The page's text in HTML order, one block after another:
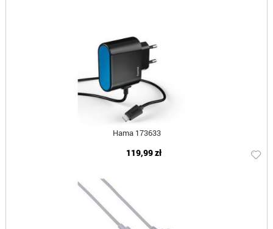
Hama 173633
119,99 zł